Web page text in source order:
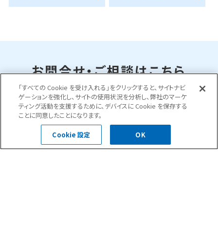
お問合せ・ご相談はこちら
0120-400-252
受付時間 平日 8:30～18:00
お問い合わせフォーム
「すべての Cookie を受け入れる」をクリックすると、サイトナビ
ゲーションを強化し、サイトの使用状況を分析し、弊社のマーケ
ティング活動を支援するために、デバイスに Cookie を保存する
ことに同意したことになります。
Cookie 設定 OK